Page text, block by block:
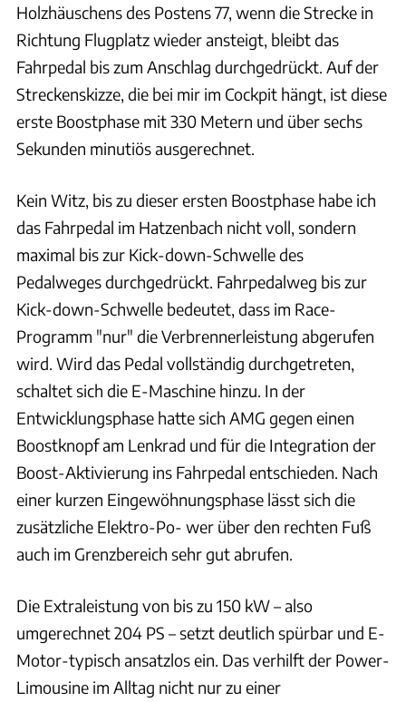
Holzhäuschens des Postens 77, wenn die Strecke in
Richtung Flugplatz wieder ansteigt, bleibt das
Fahrpedal bis zum Anschlag durchgedrückt. Auf der
Streckenskizze, die bei mir im Cockpit hängt, ist diese
erste Boostphase mit 330 Metern und über sechs
Sekunden minutiös ausgerechnet.
Kein Witz, bis zu dieser ersten Boostphase habe ich
das Fahrpedal im Hatzenbach nicht voll, sondern
maximal bis zur Kick-down-Schwelle des
Pedalweges durchgedrückt. Fahrpedalweg bis zur
Kick-down-Schwelle bedeutet, dass im Race-
Programm "nur" die Verbrennerleistung abgerufen
wird. Wird das Pedal vollständig durchgetreten,
schaltet sich die E-Maschine hinzu. In der
Entwicklungsphase hatte sich AMG gegen einen
Boostknopf am Lenkrad und für die Integration der
Boost-Aktivierung ins Fahrpedal entschieden. Nach
einer kurzen Eingewöhnungsphase lässt sich die
zusätzliche Elektro-Po- wer über den rechten Fuß
auch im Grenzbereich sehr gut abrufen.
Die Extraleistung von bis zu 150 kW – also
umgerechnet 204 PS – setzt deutlich spürbar und E-
Motor-typisch ansatzlos ein. Das verhilft der Power-
Limousine im Alltag nicht nur zu einer